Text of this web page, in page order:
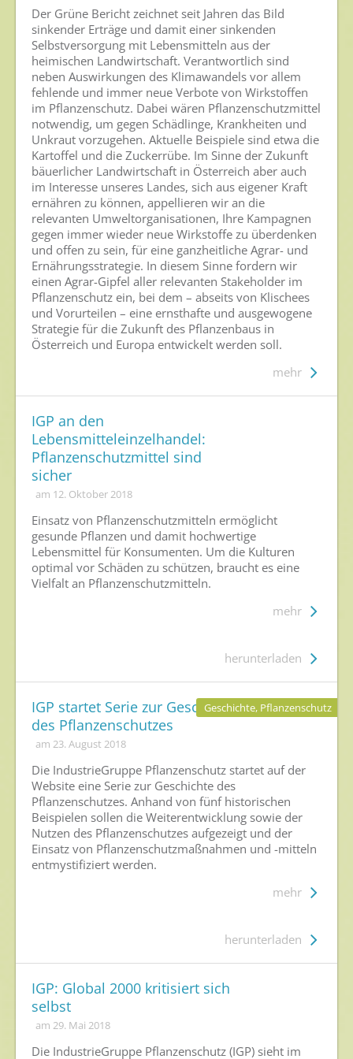
Die IGP
Zum Verband
Ansprechpersonen
Veranstaltungen & Aktionen
Presse
Pressemitteilungen
Pressebilder
Pressemappe
Pressekontakt
Mediathek
News
Videos
Newsletter
Archiv
Der Grüne Bericht zeichnet seit Jahren das Bild
sinkender Erträge und damit einer sinkenden
Selbstversorgung mit Lebensmitteln aus der
heimischen Landwirtschaft. Verantwortlich sind
neben Auswirkungen des Klimawandels vor allem
fehlende und immer neue Verbote von Wirkstoffen
im Pflanzenschutz. Dabei wären Pflanzenschutzmittel
notwendig, um gegen Schädlinge, Krankheiten und
Unkraut vorzugehen. Aktuelle Beispiele sind etwa die
Kartoffel und die Zuckerrübe. Im Sinne der Zukunft
bäuerlicher Landwirtschaft in Österreich aber auch
im Interesse unseres Landes, sich aus eigener Kraft
ernähren zu können, appellieren wir an die
relevanten Umweltorganisationen, Ihre Kampagnen
gegen immer wieder neue Wirkstoffe zu überdenken
und offen zu sein, für eine ganzheitliche Agrar- und
Ernährungsstrategie. In diesem Sinne fordern wir
einen Agrar-Gipfel aller relevanten Stakeholder im
Pflanzenschutz ein, bei dem – abseits von Klischees
und Vorurteilen – eine ernsthafte und ausgewogene
Strategie für die Zukunft des Pflanzenbaus in
Österreich und Europa entwickelt werden soll.
mehr
IGP an den
Lebensmitteleinzelhandel:
Pflanzenschutzmittel sind
sicher
am 12. Oktober 2018
Einsatz von Pflanzenschutzmitteln ermöglicht
gesunde Pflanzen und damit hochwertige
Lebensmittel für Konsumenten. Um die Kulturen
optimal vor Schäden zu schützen, braucht es eine
Vielfalt an Pflanzenschutzmitteln.
mehr
herunterladen
IGP startet Serie zur Geschichte
des Pflanzenschutzes
am 23. August 2018
Die IndustrieGruppe Pflanzenschutz startet auf der
Website eine Serie zur Geschichte des
Pflanzenschutzes. Anhand von fünf historischen
Beispielen sollen die Weiterentwicklung sowie der
Nutzen des Pflanzenschutzes aufgezeigt und der
Einsatz von Pflanzenschutzmaßnahmen und -mitteln
entmystifiziert werden.
mehr
Geschichte, Pflanzenschutz
herunterladen
IGP: Global 2000 kritisiert sich
selbst
am 29. Mai 2018
Die IndustrieGruppe Pflanzenschutz (IGP) sieht im